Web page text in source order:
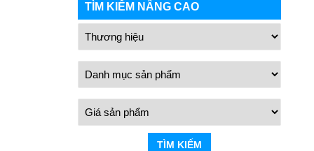
TÌM KIẾM NÂNG CAO
TÌM KIẾM